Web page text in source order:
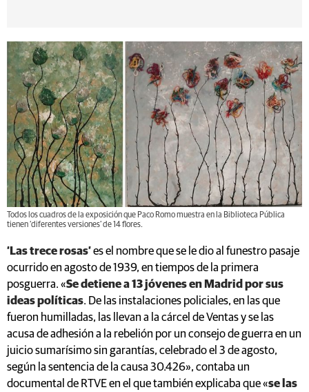
Todos los cuadros de la exposición que Paco Romo muestra en la Biblioteca Pública
tienen ‘diferentes versiones’ de 14 flores.
‘Las trece rosas’es el nombre que se le dio al funestro pasaje
ocurrido en agosto de 1939, en tiempos de la primera
posguerra. «Se detiene a 13 jóvenes en Madrid por sus
ideas políticas. De las instalaciones policiales, en las que
fueron humilladas, las llevan a la cárcel de Ventas y se las
acusa de adhesión a la rebelión por un consejo de guerra en un
juicio sumarísimo sin garantías, celebrado el 3 de agosto,
según la sentencia de la causa 30.426», contaba un
documental de RTVE en el que también explicaba que «se las